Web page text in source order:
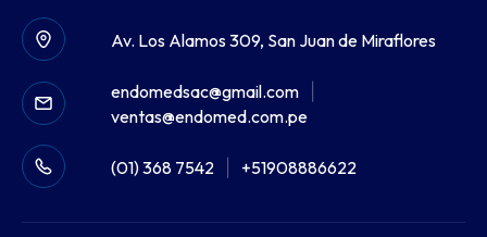
Av. Los Alamos 309, San Juan de Miraflores
endomedsac@gmail.com
ventas@endomed.com.pe
(01) 368 7542 +51908886622